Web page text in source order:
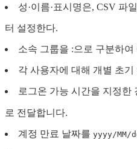
성·이름·표시명은, CSV 파
터 설정한다.
소속 그룹을 :으로 구분하
각 사용자에 대해 개별 초
로그온 가능 시간을 지정한
로 전달합니다.
계정 만료 날짜를 yyyy/MM/